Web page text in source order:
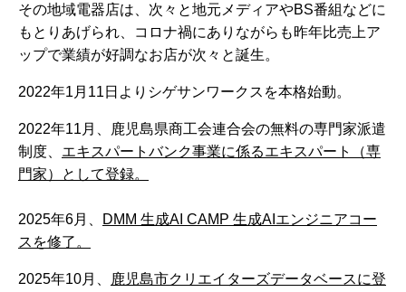
その地域電器店は、次々と地元メディアやBS番組などに
もとりあげられ、コロナ禍にありながらも昨年比売上ア
ップで業績が好調なお店が次々と誕生。
2022年1月11日よりシゲサンワークスを本格始動。
2022年11月、鹿児島県商工会連合会の無料の専門家派遣
制度、 エキスパートバンク事業に係るエキスパート（専
門家）として登録。
2025年6月、
DMM 生成AI CAMP 生成AIエンジニアコー
スを修了。
2025年10月、
鹿児島市クリエイターズデータベースに登